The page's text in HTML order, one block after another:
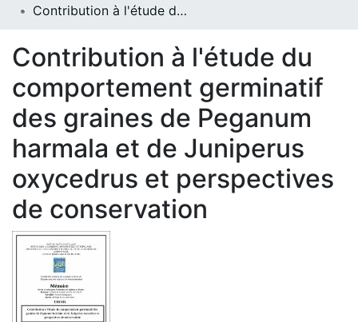
Statistics
Contribution à l'étude du comportement germinatif des graines de Peganum harmala et de Juniperus oxycedrus et perspectives de conservation
Contribution à l'étude du
comportement germinatif
des graines de Peganum
harmala et de Juniperus
oxycedrus et perspectives
de conservation